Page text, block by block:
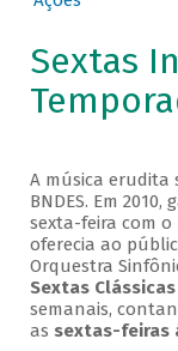
Sextas
A música erudita
BNDES. Em
sexta-feira com o
oferecia ao
Orquestra
Sextas Clássicas
semanais,
as sextas-feiras